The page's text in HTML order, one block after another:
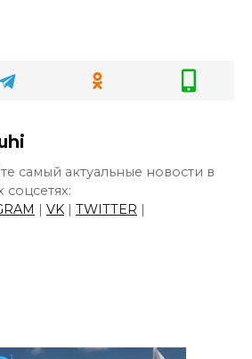
самый актуальные новости в
соцсетях:
VK TWITTER